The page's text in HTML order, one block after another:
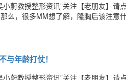
小蔚教授整形资讯”关注【老朋友】
么，很多MM想了解，隆胸后该注意
与年龄打仗！
小蔚教授整形资讯”关注【老朋友】